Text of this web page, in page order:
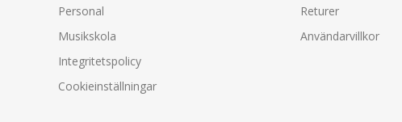
Personal
Musikskola
Integritetspolicy
Cookieinställningar
Returer
Användarvillkor